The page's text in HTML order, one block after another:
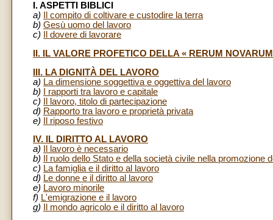
I. ASPETTI BIBLICI
a)
Il compito di coltivare e custodire la terra
b) Gesù uomo del lavoro
c)
Il dovere di lavorare
II. IL VALORE PROFETICO DELLA « RERUM
III. LA DIGNITÀ DEL LAVORO
a) La dimensione soggettiva e oggettiva del lavoro
b) I rapporti tra lavoro e capitale
c) Il lavoro, titolo di partecipazione
d) Rapporto tra lavoro e proprietà privata
e) Il riposo festivo
IV. IL DIRITTO AL LAVORO
a)
Il lavoro è necessario
b)
Il ruolo dello Stato e della società civile nella promozione
c) La famiglia e il diritto al lavoro
d) Le donne e il diritto al lavoro
e) Lavoro minorile
f) L'emigrazione e il lavoro
g)
Il mondo agricolo e il diritto al lavoro